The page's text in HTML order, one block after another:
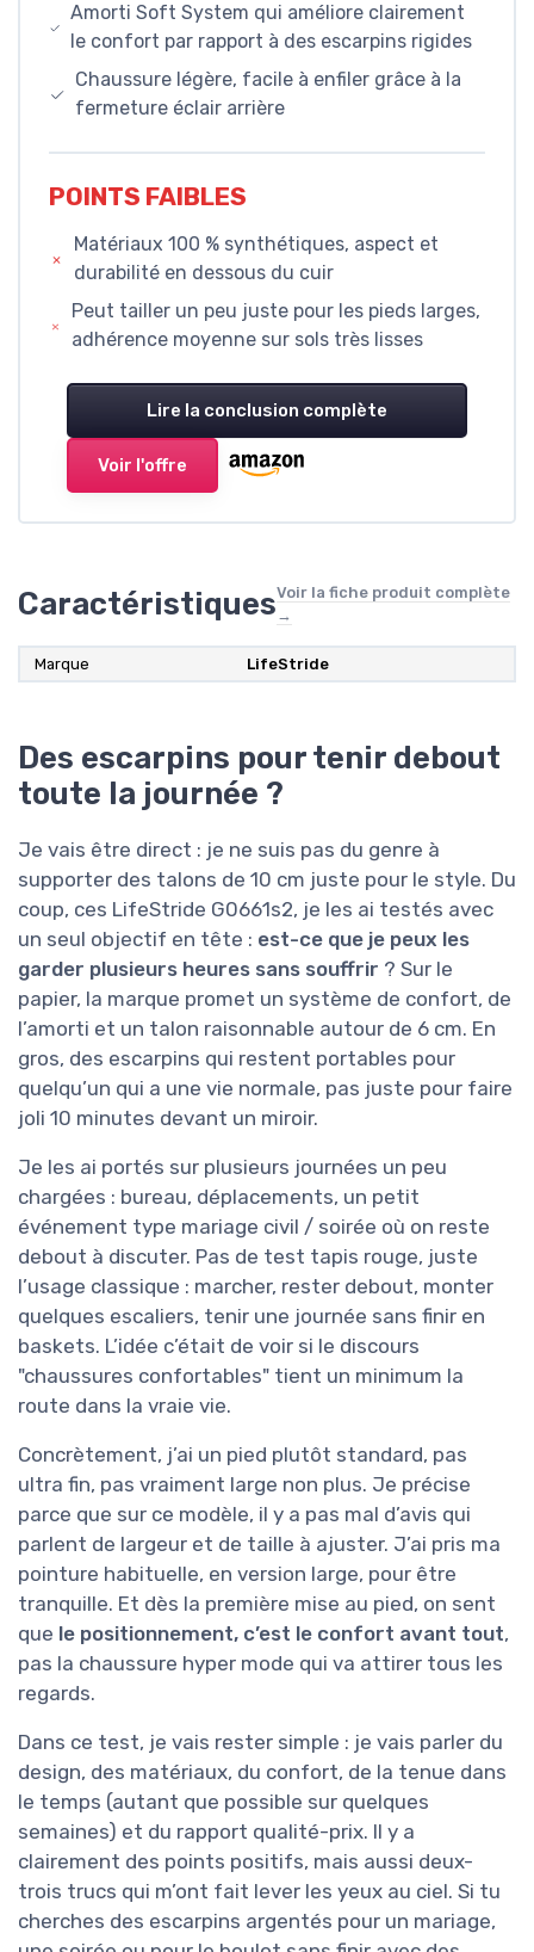
Amorti Soft System qui améliore clairement
le confort par rapport à des escarpins rigides
Chaussure légère, facile à enfiler grâce à la
fermeture éclair arrière
POINTS FAIBLES
Matériaux 100 % synthétiques, aspect et
durabilité en dessous du cuir
Peut tailler un peu juste pour les pieds larges,
adhérence moyenne sur sols très lisses
Lire la conclusion complète
Voir l'offre
CaractéristiquesVoir la fiche produit complète
→
Marque LifeStride
Des escarpins pour tenir debout
toute la journée ?
Je vais être direct : je ne suis pas du genre à
supporter des talons de 10 cm juste pour le style. Du
coup, ces LifeStride G0661s2, je les ai testés avec
un seul objectif en tête : est-ce que je peux les
garder plusieurs heures sans souffrir ? Sur le
papier, la marque promet un système de confort, de
l’amorti et un talon raisonnable autour de 6 cm. En
gros, des escarpins qui restent portables pour
quelqu’un qui a une vie normale, pas juste pour faire
joli 10 minutes devant un miroir.
Je les ai portés sur plusieurs journées un peu
chargées : bureau, déplacements, un petit
événement type mariage civil / soirée où on reste
debout à discuter. Pas de test tapis rouge, juste
l’usage classique : marcher, rester debout, monter
quelques escaliers, tenir une journée sans finir en
baskets. L’idée c’était de voir si le discours
"chaussures confortables" tient un minimum la
route dans la vraie vie.
Concrètement, j’ai un pied plutôt standard, pas
ultra fin, pas vraiment large non plus. Je précise
parce que sur ce modèle, il y a pas mal d’avis qui
parlent de largeur et de taille à ajuster. J’ai pris ma
pointure habituelle, en version large, pour être
tranquille. Et dès la première mise au pied, on sent
que le positionnement, c’est le confort avant tout,
pas la chaussure hyper mode qui va attirer tous les
regards.
Dans ce test, je vais rester simple : je vais parler du
design, des matériaux, du confort, de la tenue dans
le temps (autant que possible sur quelques
semaines) et du rapport qualité-prix. Il y a
clairement des points positifs, mais aussi deux-
trois trucs qui m’ont fait lever les yeux au ciel. Si tu
cherches des escarpins argentés pour un mariage,